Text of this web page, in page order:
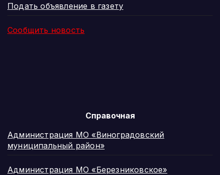
Подать объявление в газету
Сообщить новость
Справочная
Администрация МО «Виноградовский
муниципальный район»
Администрация МО «Березниковское»